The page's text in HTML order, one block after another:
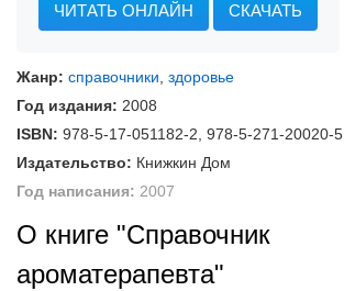
ЧИТАТЬ ОНЛАЙН СКАЧАТЬ
Жанр: справочники, здоровье
Год издания: 2008
ISBN: 978-5-17-051182-2, 978-5-271-20020-5
Издательство: Книжкин Дом
Год написания: 2007
О книге "Справочник
ароматерапевта"